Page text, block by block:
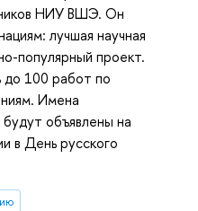
НИУ ВШЭ. Он
лучшая научная
популярный проект.
100 работ по
Имена
объявлены на
в День русского